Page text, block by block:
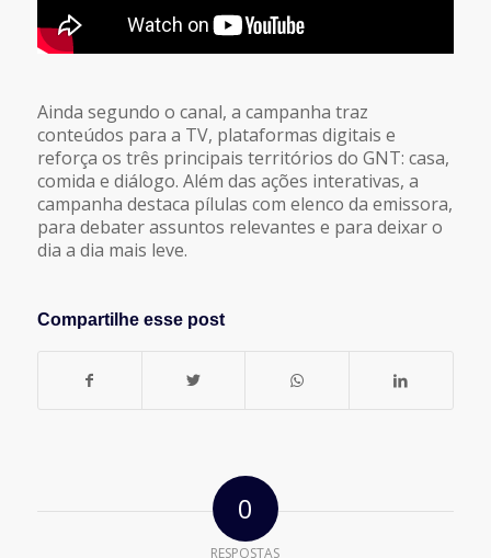
Ainda segundo o canal, a campanha traz
conteúdos para a TV, plataformas digitais e
reforça os três principais territórios do GNT: casa,
comida e diálogo. Além das ações interativas, a
campanha destaca pílulas com elenco da emissora,
para debater assuntos relevantes e para deixar o
dia a dia mais leve.
Compartilhe esse post
0
RESPOSTAS